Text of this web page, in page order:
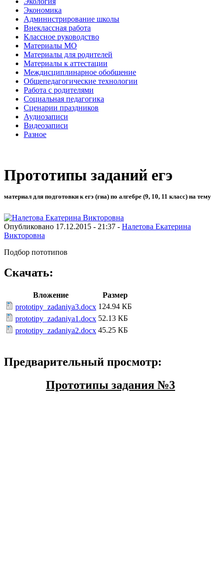
Экономика
Администрирование школы
Внеклассная работа
Классное руководство
Материалы МО
Материалы для родителей
Материалы к аттестации
Междисциплинарное обобщение
Общепедагогические технологии
Работа с родителями
Социальная педагогика
Сценарии праздников
Аудиозаписи
Видеозаписи
Разное
Прототипы заданий егэ
материал для подготовки к егэ (гиа) по алгебре (9, 10, 11 класс) на тему
Опубликовано 17.12.2015 - 21:37 - Налетова Екатерина
Викторовна
Подбор пототипов
Скачать:
Вложение
Размер
prototipy_zadaniya3.docx 124.94 КБ
prototipy_zadaniya1.docx 52.13 КБ
prototipy_zadaniya2.docx 45.25 КБ
Предварительный просмотр:
Прототипы задания №3